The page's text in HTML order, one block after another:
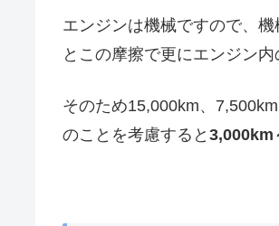
エンジンは機械ですので、
とこの摩擦で更にエンジン
そのため15,000km、
のことを考慮すると 3,000km